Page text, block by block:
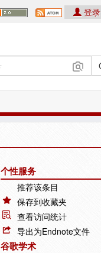
登录
个性服务
推荐该条目
保存到收藏夹
查看访问统计
导出为Endnote文件
谷歌学术